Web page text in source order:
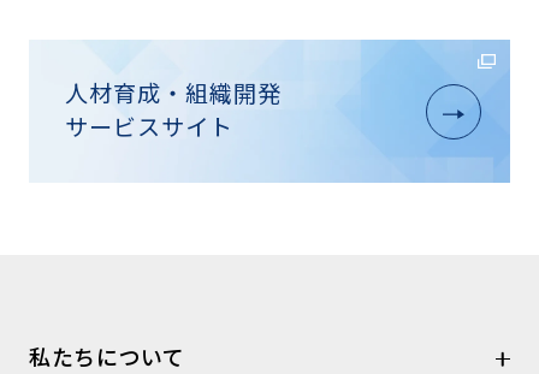
人材育成・組織開発
サービスサイト
私たちについて